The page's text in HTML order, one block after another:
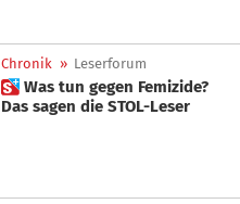
Chronik » Leserforum
 Was tun gegen Femizide?
Das sagen die STOL-Leser